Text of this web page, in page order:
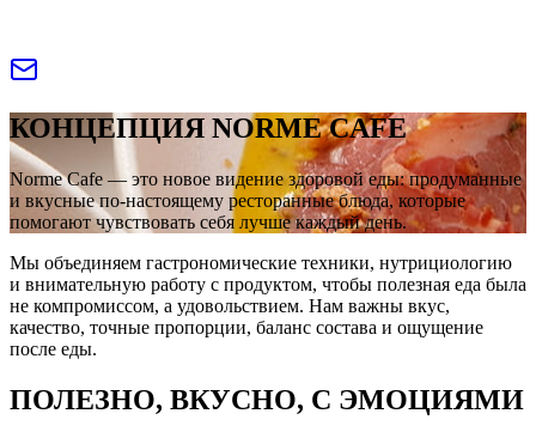
КОНЦЕПЦИЯ NORME CAFE
Norme Cafe — это новое видение здоровой еды: продуманные
и вкусные по-настоящему ресторанные блюда, которые
помогают чувствовать себя лучше каждый день.
Мы объединяем гастрономические техники, нутрициологию
и внимательную работу с продуктом, чтобы полезная еда была
не компромиссом, а удовольствием. Нам важны вкус,
качество, точные пропорции, баланс состава и ощущение
после еды.
ПОЛЕЗНО, ВКУСНО, С ЭМОЦИЯМИ